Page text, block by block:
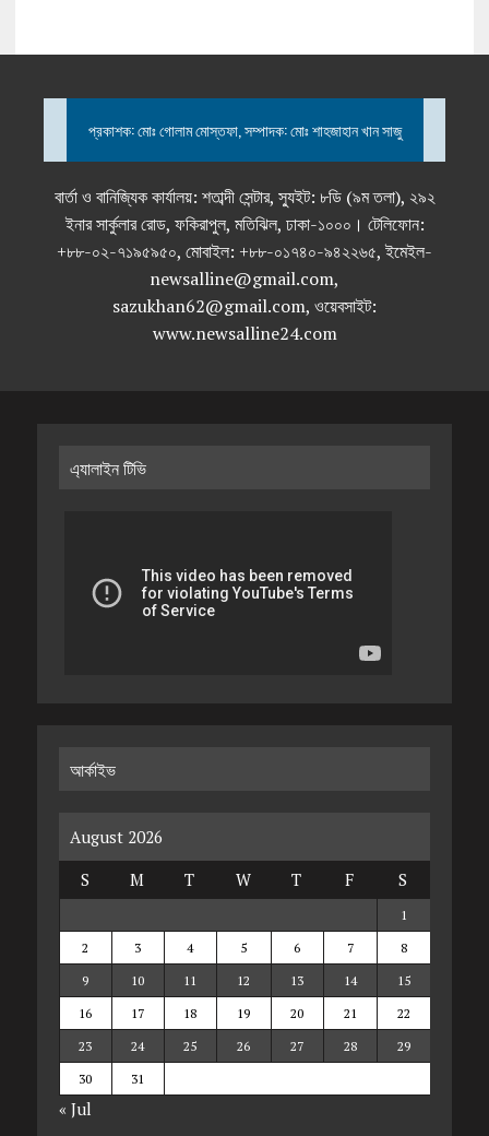
প্রকাশক: মোঃ গোলাম মোস্তফা, সম্পাদক: মোঃ শাহজাহান খান সাজু
বার্তা ও বানিজ্যিক কার্যালয়: শতাব্দী সেন্টার, স্যুইট: ৮ডি (৯ম তলা), ২৯২
ইনার সার্কুলার রোড, ফকিরাপুল, মতিঝিল, ঢাকা-১০০০। টেলিফোন:
+৮৮-০২-৭১৯৫৯৫০, মোবাইল: +৮৮-০১৭৪০-৯৪২২৬৫, ইমেইল-
newsalline@gmail.com,
sazukhan62@gmail.com, ওয়েবসাইট:
www.newsalline24.com
এ্যালাইন টিভি
আর্কাইভ
August 2026
S
M T W T F S
1
2
3 4 5 6 7
8
9
10 11 12 13 14
15
16
17 18 19 20 21
22
23
24 25 26 27 28
29
30
31
« Jul